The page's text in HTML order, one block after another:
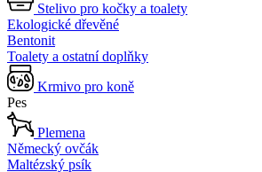
Stelivo pro kočky a toalety
Ekologické dřevěné
Bentonit
Toalety a ostatní doplňky
Krmivo pro koně
Pes
Plemena
Německý ovčák
Maltézský psík